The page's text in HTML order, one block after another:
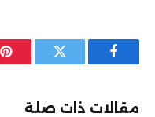
فيسبوك تويتر
مقالات ذات صلة